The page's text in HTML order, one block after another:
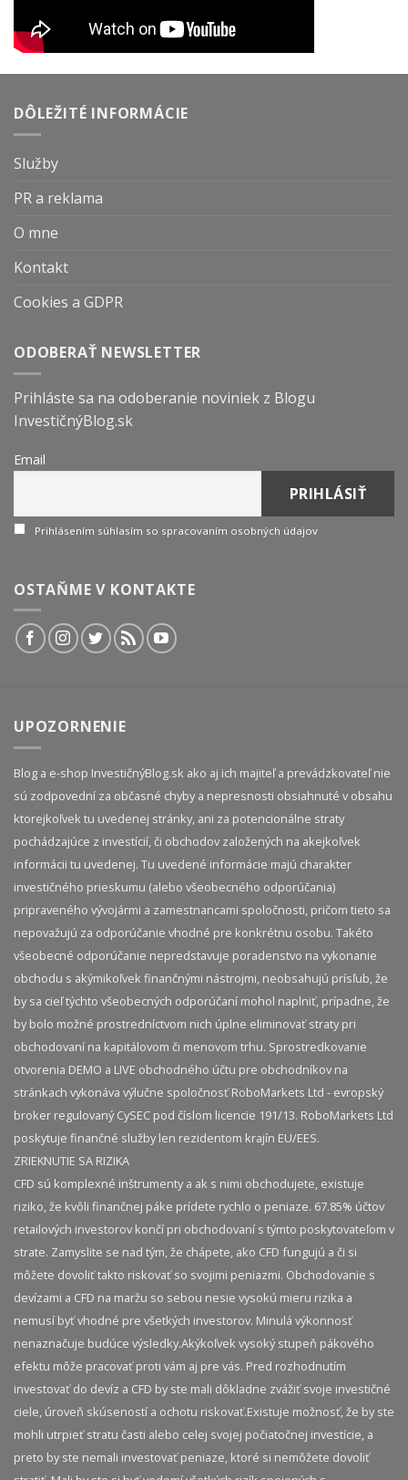
DÔLEŽITÉ INFORMÁCIE
Služby
PR a reklama
O mne
Kontakt
Cookies a GDPR
ODOBERAŤ NEWSLETTER
Prihláste sa na odoberanie noviniek z Blogu
InvestičnýBlog.sk
Email
Prihlásením súhlasím so spracovaním osobných údajov
OSTAŇME V KONTAKTE
UPOZORNENIE
Blog a e-shop InvestičnýBlog.sk ako aj ich majiteľ a prevádzkovateľ nie
sú zodpovední za občasné chyby a nepresnosti obsiahnuté v obsahu
ktorejkoľvek tu uvedenej stránky, ani za potencionálne straty
pochádzajúce z investícií, či obchodov založených na akejkoľvek
informácii tu uvedenej. Tu uvedené informácie majú charakter
investičného prieskumu (alebo všeobecného odporúčania)
pripraveného vývojármi a zamestnancami spoločnosti, pričom tieto sa
nepovažujú za odporúčanie vhodné pre konkrétnu osobu. Takéto
všeobecné odporúčanie nepredstavuje poradenstvo na vykonanie
obchodu s akýmikoľvek finančnými nástrojmi, neobsahujú prísľub, že
by sa cieľ týchto všeobecných odporúčaní mohol naplniť, prípadne, že
by bolo možné prostredníctvom nich úplne eliminovať straty pri
obchodovaní na kapitálovom či menovom trhu. Sprostredkovanie
otvorenia DEMO a LIVE obchodného účtu pre obchodníkov na
stránkach vykonáva výlučne spoločnosť RoboMarkets Ltd - evropský
broker regulovaný CySEC pod číslom licencie 191/13. RoboMarkets Ltd
poskytuje finančné služby len rezidentom krajín EU/EES.
ZRIEKNUTIE SA RIZIKA
CFD sú komplexné inštrumenty a ak s nimi obchodujete, existuje
riziko, že kvôli finančnej páke prídete rychlo o peniaze. 67.85% účtov
retailových investorov končí pri obchodovaní s týmto poskytovateľom v
strate. Zamyslite se nad tým, že chápete, ako CFD fungujú a či si
môžete dovoliť takto riskovať so svojimi peniazmi. Obchodovanie s
devízami a CFD na maržu so sebou nesie vysokú mieru rizika a
nemusí byť vhodné pre všetkých investorov. Minulá výkonnosť
nenaznačuje budúce výsledky.​ Akýkoľvek vysoký stupeň pákového
efektu môže pracovať proti vám aj pre vás. Pred rozhodnutím
investovať do devíz a CFD by ste mali dôkladne zvážiť svoje investičné
ciele, úroveň skúseností a ochotu riskovať.​ Existuje možnosť, že by ste
mohli utrpieť stratu časti alebo celej svojej počiatočnej investície, a
preto by ste nemali investovať peniaze, ktoré si nemôžete dovoliť